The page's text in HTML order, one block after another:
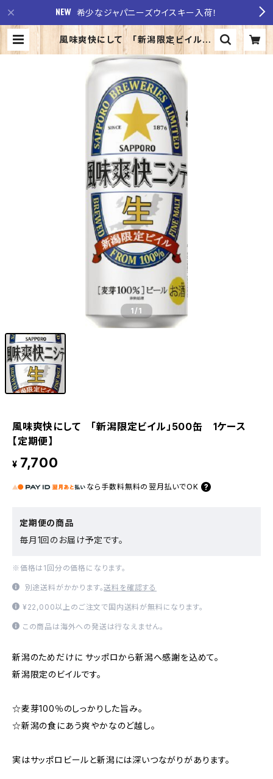
希少なジャパニーズウイスキー入荷！
風味爽快にして 「新潟限定ビイル」5
00缶 1ケース【定期便】 | 至福の
酒 稲田酒店
1/1
風味爽快にして 「新潟限定ビイル」500缶 1ケース
【定期便】
¥ 7,700
なら 手数料無料の 翌月払いでOK
定期便の商品
毎月1回のお届け予定です。
※価格は1回分の価格になります。
別途送料がかかります。送料を確認する
¥22,000以上のご注文で国内送料が無料になります。
この商品は海外への発送は行なえません。
新潟のためだけに サッポロから新潟へ感謝を込めて。
新潟限定のビイルです。
☆麦芽100％のしっかりした旨み。
☆新潟の食にあう爽やかなのど越し。
実はサッポロビールと新潟には深いつながりがあります。